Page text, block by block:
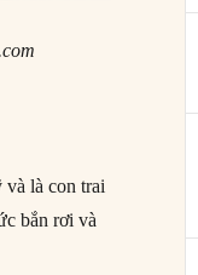
là con trai
bắn rơi và